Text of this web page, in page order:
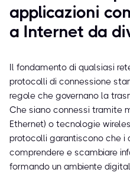
applicazioni
a Internet da
Il fondamento di qualsiasi
protocolli di connessione
regole che governano la
Che siano connessi tramite
Ethernet) o tecnologie
protocolli garantiscono che i
comprendere e scambiare
formando un ambiente